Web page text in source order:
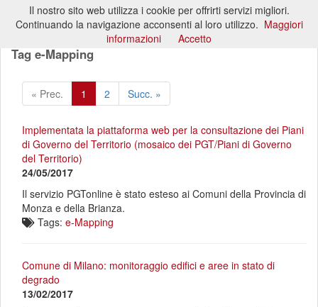
Tag e-Mapping
« Prec. 1 2 Succ. »
Implementata la piattaforma web per la consultazione dei Piani
di Governo del Territorio (mosaico dei PGT/Piani di Governo
del Territorio)
24/05/2017
Il servizio PGTonline è stato esteso ai Comuni della Provincia di
Monza e della Brianza.
Tags: e-Mapping
Comune di Milano: monitoraggio edifici e aree in stato di
degrado
13/02/2017
Il nostro sito web utilizza i cookie per offrirti servizi migliori.
Continuando la navigazione acconsenti al loro utilizzo. Maggiori
informazioni
Accetto